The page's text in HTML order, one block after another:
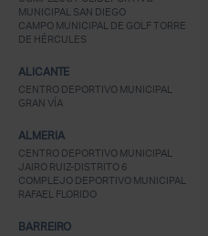
MUNICIPAL SAN DIEGO
CAMPO MUNICIPAL DE GOLF TORRE
DE HÉRCULES
ALICANTE
CENTRO DEPORTIVO MUNICIPAL
GRAN VÍA
ALMERIA
CENTRO DEPORTIVO MUNICIPAL
JAIRO RUIZ-DISTRITO 6
COMPLEJO DEPORTIVO MUNICIPAL
RAFAEL FLORIDO
BARREIRO